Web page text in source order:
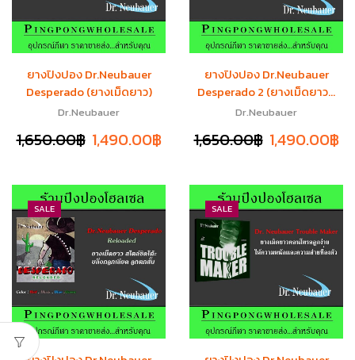
ยางปิงปอง Dr.Neubauer
Desperado (ยางเม็ดยาว)
Dr.Neubauer
1,650.00฿ 1,490.00฿
ยางปิงปอง Dr.Neubauer
Desperado 2 (ยางเม็ดยาว...
Dr.Neubauer
1,650.00฿ 1,490.00฿
SALE SALE